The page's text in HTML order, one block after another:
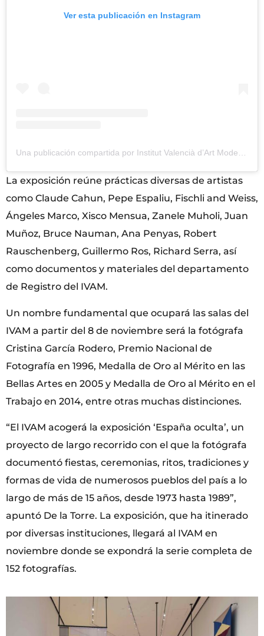
Ver esta publicación en Instagram
La exposición reúne prácticas diversas de artistas
como Claude Cahun, Pepe Espaliu, Fischli and Weiss,
Ángeles Marco, Xisco Mensua, Zanele Muholi, Juan
Muñoz, Bruce Nauman, Ana Penyas, Robert
Rauschenberg, Guillermo Ros, Richard Serra, así
como documentos y materiales del departamento
de Registro del IVAM.
Un nombre fundamental que ocupará las salas del
IVAM a partir del 8 de noviembre será la fotógrafa
Cristina García Rodero, Premio Nacional de
Fotografía en 1996, Medalla de Oro al Mérito en las
Bellas Artes en 2005 y Medalla de Oro al Mérito en el
Trabajo en 2014, entre otras muchas distinciones.
“El IVAM acogerá la exposición ‘España oculta’, un
proyecto de largo recorrido con el que la fotógrafa
documentó fiestas, ceremonias, ritos, tradiciones y
formas de vida de numerosos pueblos del país a lo
largo de más de 15 años, desde 1973 hasta 1989”,
apuntó De la Torre. La exposición, que ha itinerado
por diversas instituciones, llegará al IVAM en
noviembre donde se expondrá la serie completa de
152 fotografías.